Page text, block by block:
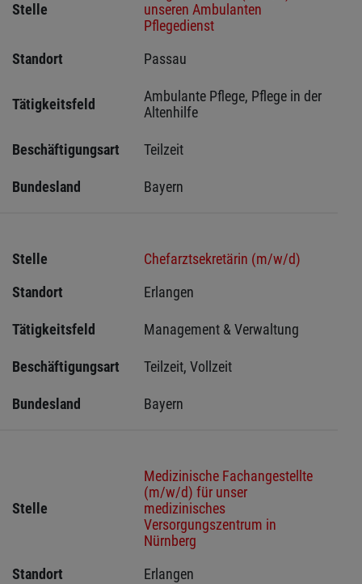
Stelle
unseren Ambulanten
Pflegedienst
Standort
Passau
Tätigkeitsfeld
Ambulante Pflege, Pflege in der
Altenhilfe
Beschäftigungsart Teilzeit
Bundesland Bayern
Stelle
Chefarztsekretärin (m/w/d)
Standort
Erlangen
Tätigkeitsfeld Management & Verwaltung
Beschäftigungsart Teilzeit, Vollzeit
Bundesland Bayern
Stelle
Medizinische Fachangestellte
(m/w/d) für unser
medizinisches
Versorgungszentrum in
Nürnberg
Standort
Erlangen